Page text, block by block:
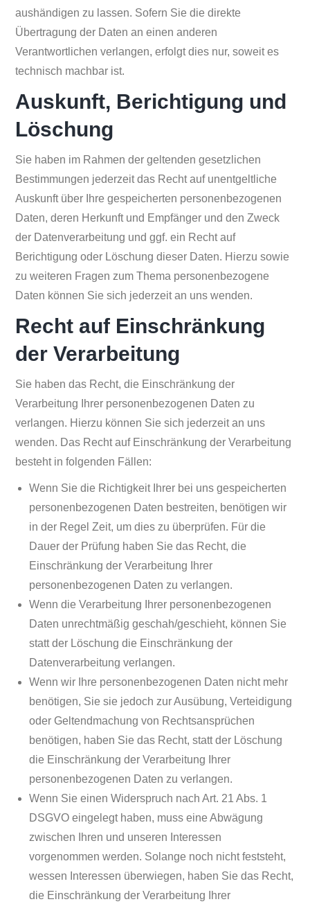
aushändigen zu lassen. Sofern Sie die direkte
Übertragung der Daten an einen anderen
Verantwortlichen verlangen, erfolgt dies nur, soweit es
technisch machbar ist.
Auskunft, Berichtigung und
Löschung
Sie haben im Rahmen der geltenden gesetzlichen
Bestimmungen jederzeit das Recht auf unentgeltliche
Auskunft über Ihre gespeicherten personenbezogenen
Daten, deren Herkunft und Empfänger und den Zweck
der Datenverarbeitung und ggf. ein Recht auf
Berichtigung oder Löschung dieser Daten. Hierzu sowie
zu weiteren Fragen zum Thema personenbezogene
Daten können Sie sich jederzeit an uns wenden.
Recht auf Einschränkung
der Verarbeitung
Sie haben das Recht, die Einschränkung der
Verarbeitung Ihrer personenbezogenen Daten zu
verlangen. Hierzu können Sie sich jederzeit an uns
wenden. Das Recht auf Einschränkung der Verarbeitung
besteht in folgenden Fällen:
Wenn Sie die Richtigkeit Ihrer bei uns gespeicherten
personenbezogenen Daten bestreiten, benötigen wir
in der Regel Zeit, um dies zu überprüfen. Für die
Dauer der Prüfung haben Sie das Recht, die
Einschränkung der Verarbeitung Ihrer
personenbezogenen Daten zu verlangen.
Wenn die Verarbeitung Ihrer personenbezogenen
Daten unrechtmäßig geschah/geschieht, können Sie
statt der Löschung die Einschränkung der
Datenverarbeitung verlangen.
Wenn wir Ihre personenbezogenen Daten nicht mehr
benötigen, Sie sie jedoch zur Ausübung, Verteidigung
oder Geltendmachung von Rechtsansprüchen
benötigen, haben Sie das Recht, statt der Löschung
die Einschränkung der Verarbeitung Ihrer
personenbezogenen Daten zu verlangen.
Wenn Sie einen Widerspruch nach Art. 21 Abs. 1
DSGVO eingelegt haben, muss eine Abwägung
zwischen Ihren und unseren Interessen
vorgenommen werden. Solange noch nicht feststeht,
wessen Interessen überwiegen, haben Sie das Recht,
die Einschränkung der Verarbeitung Ihrer